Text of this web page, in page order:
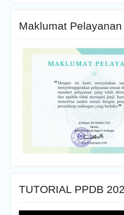
Maklumat
TUTORIAL PPDB